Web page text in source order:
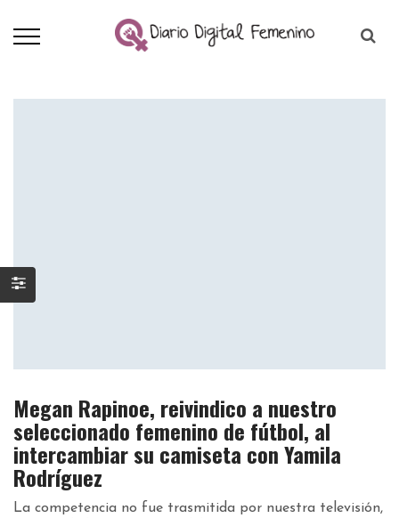
Megan Rapinoe, reivindico a nuestro
seleccionado femenino de fútbol, al
intercambiar su camiseta con Yamila
Rodríguez
La competencia no fue trasmitida por nuestra televisión,